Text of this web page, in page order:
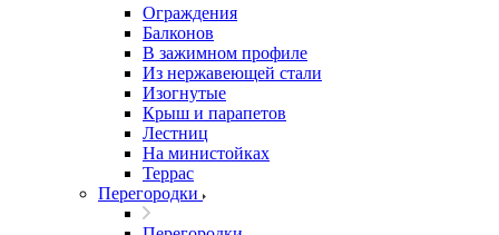
Ограждения
Балконов
В зажимном профиле
Из нержавеющей стали
Изогнутые
Крыш и парапетов
Лестниц
На министойках
Террас
Перегородки